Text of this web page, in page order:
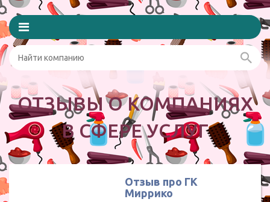
ОТЗЫВЫ О КОМПАНИЯХ
В СФЕРЕ УСЛУГ
Отзыв про ГК
Миррико